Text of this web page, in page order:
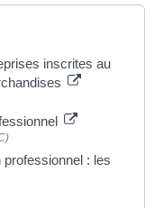
inscrites au
professionnel : les